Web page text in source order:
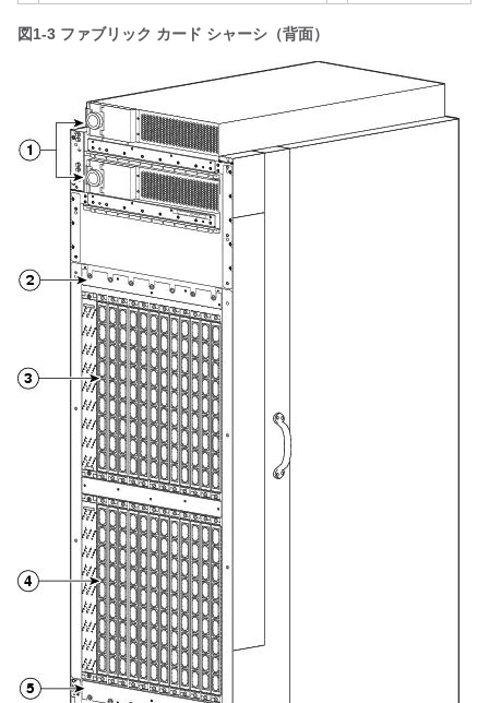
図1-3 ファブリック カード シャーシ（背面）